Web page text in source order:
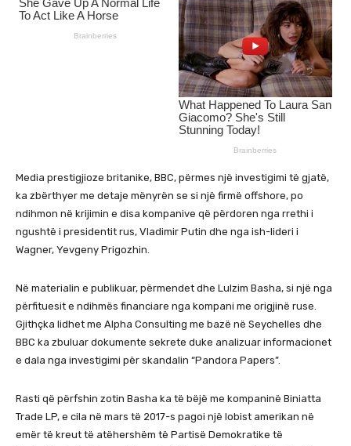
Media prestigjioze britanike, BBC, përmes një investigimi të gjatë,
ka zbërthyer me detaje mënyrën se si një firmë offshore, po
ndihmon në krijimin e disa kompanive që përdoren nga rrethi i
ngushtë i presidentit rus, Vladimir Putin dhe nga ish-lideri i
Wagner, Yevgeny Prigozhin.
Në materialin e publikuar, përmendet dhe Lulzim Basha, si një nga
përfituesit e ndihmës financiare nga kompani me origjinë ruse.
Gjithçka lidhet me Alpha Consulting me bazë në Seychelles dhe
BBC ka zbuluar dokumente sekrete duke analizuar informacionet
e dala nga investigimi për skandalin “Pandora Papers”.
Rasti që përfshin zotin Basha ka të bëjë me kompaninë Biniatta
Trade LP, e cila në mars të 2017-s pagoi një lobist amerikan në
emër të kreut të atëhershëm të Partisë Demokratike të